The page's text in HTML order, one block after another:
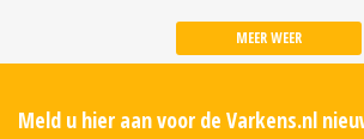
MEER WEER
Meld u hier aan voor de Varkens.nl